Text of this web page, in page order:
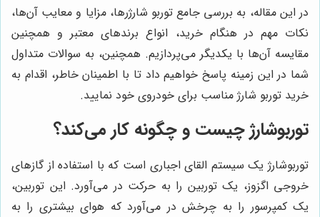
در این مقاله، به بررسی جامع توربو شارژرها، مزایا و معایب آن‌ها،
نکات مهم در هنگام خرید، انواع برندهای معتبر و همچنین
مقایسه آن‌ها با یکدیگر می‌پردازیم. همچنین، به سوالات متداول
شما در این زمینه پاسخ خواهیم داد تا با اطمینان خاطر، اقدام به
خرید توربو شارژ مناسب برای خودروی خود نمایید.
توربوشارژ چیست و چگونه کار می‌کند؟
توربوشارژ یک سیستم القای اجباری است که با استفاده از گازهای
خروجی اگزوز، یک توربین را به حرکت در می‌آورد. این توربین،
یک کمپرسور را به چرخش در می‌آورد که هوای بیشتری را به